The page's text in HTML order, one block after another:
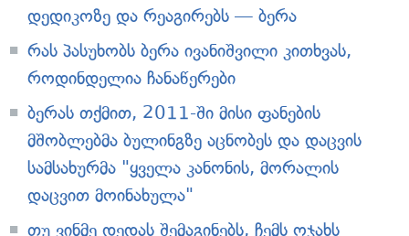
დედიკოზე და რეაგირებს — ბერა
რას პასუხობს ბერა ივანიშვილი კითხვას,
როდინდელია ჩანაწერები
ბერას თქმით, 2011-ში მისი ფანების
მშობლებმა ბულინგზე აცნობეს და დაცვის
სამსახურმა "ყველა კანონის, მორალის
დაცვით მოინახულა"
თუ ვინმე დედას შემაგინებს, ჩემს ოჯახს